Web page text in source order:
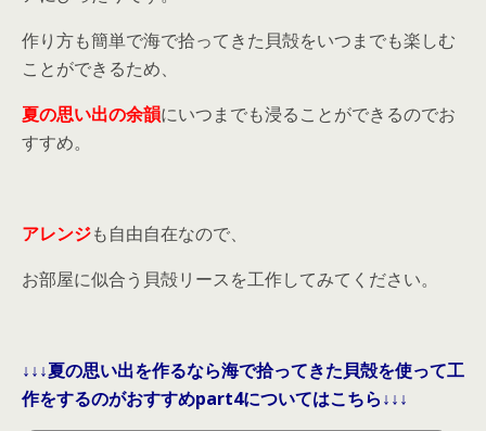
作り方も簡単で海で拾ってきた貝殻をいつまでも楽しむ
ことができるため、
夏の思い出の余韻にいつまでも浸ることができるのでお
すすめ。
アレンジも自由自在なので、
お部屋に似合う貝殻リースを工作してみてください。
↓↓↓夏の思い出を作るなら海で拾ってきた貝殻を使って工
作をするのがおすすめpart4についてはこちら↓↓↓